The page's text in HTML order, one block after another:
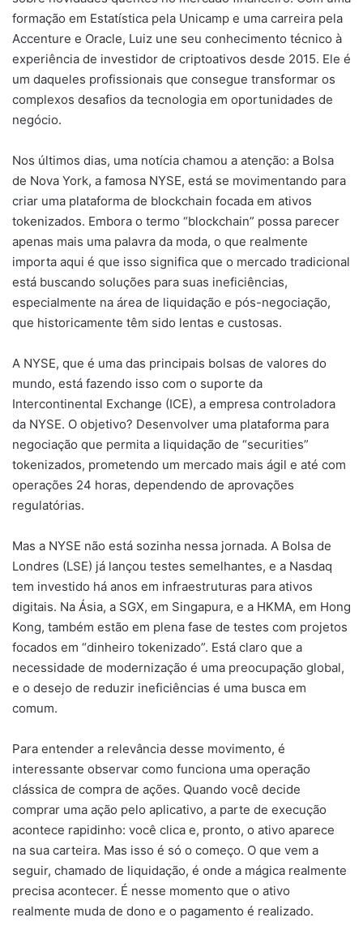
formação em Estatística pela Unicamp e uma carreira pela
Accenture e Oracle, Luiz une seu conhecimento técnico à
experiência de investidor de criptoativos desde 2015. Ele é
um daqueles profissionais que consegue transformar os
complexos desafios da tecnologia em oportunidades de
negócio.
Nos últimos dias, uma notícia chamou a atenção: a Bolsa
de Nova York, a famosa NYSE, está se movimentando para
criar uma plataforma de blockchain focada em ativos
tokenizados. Embora o termo “blockchain” possa parecer
apenas mais uma palavra da moda, o que realmente
importa aqui é que isso significa que o mercado tradicional
está buscando soluções para suas ineficiências,
especialmente na área de liquidação e pós-negociação,
que historicamente têm sido lentas e custosas.
A NYSE, que é uma das principais bolsas de valores do
mundo, está fazendo isso com o suporte da
Intercontinental Exchange (ICE), a empresa controladora
da NYSE. O objetivo? Desenvolver uma plataforma para
negociação que permita a liquidação de “securities”
tokenizados, prometendo um mercado mais ágil e até com
operações 24 horas, dependendo de aprovações
regulatórias.
Mas a NYSE não está sozinha nessa jornada. A Bolsa de
Londres (LSE) já lançou testes semelhantes, e a Nasdaq
tem investido há anos em infraestruturas para ativos
digitais. Na Ásia, a SGX, em Singapura, e a HKMA, em Hong
Kong, também estão em plena fase de testes com projetos
focados em “dinheiro tokenizado”. Está claro que a
necessidade de modernização é uma preocupação global,
e o desejo de reduzir ineficiências é uma busca em
comum.
Para entender a relevância desse movimento, é
interessante observar como funciona uma operação
clássica de compra de ações. Quando você decide
comprar uma ação pelo aplicativo, a parte de execução
acontece rapidinho: você clica e, pronto, o ativo aparece
na sua carteira. Mas isso é só o começo. O que vem a
seguir, chamado de liquidação, é onde a mágica realmente
precisa acontecer. É nesse momento que o ativo
realmente muda de dono e o pagamento é realizado.